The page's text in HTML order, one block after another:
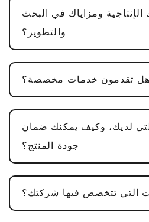
الدورة عادةً
25-30 يوما
: نحن نقدم عينات لتأكيد
إجراء التعديلات بناءً على
التعليقات.
: بعد الموافقة على
15-20 يوم عمل
، مما
عادةً2-5 أيام عمل
،
البيع شاملة لضمان رضا
العملاء.
ومزاياك في البحث
والتطوير؟
هل تقدمون خدمات مخصصة؟
لديك، وكيف يمكنك ضمان
جودة المنتج؟
التي تتخصص فيها شركتك؟